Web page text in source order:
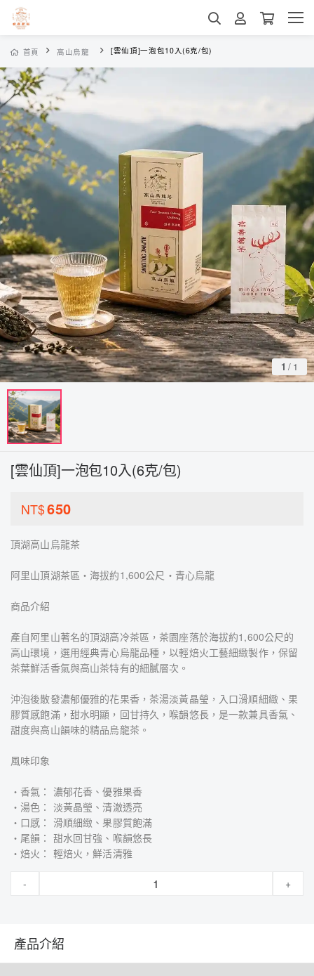
首頁 高山烏龍 [雲仙頂]一泡包10入(6克/包)
1 / 1
[雲仙頂]一泡包10入(6克/包)
NT$650
頂湖高山烏龍茶
阿里山頂湖茶區・海拔約1,600公尺・青心烏龍
商品介紹
產自阿里山著名的頂湖高冷茶區，茶園座落於海拔約1,600公尺的
高山環境，選用經典青心烏龍品種，以輕焙火工藝細緻製作，保留
茶葉鮮活香氣與高山茶特有的細膩層次。
沖泡後散發濃郁優雅的花果香，茶湯淡黃晶瑩，入口滑順細緻、果
膠質感飽滿，甜水明顯，回甘持久，喉韻悠長，是一款兼具香氣、
甜度與高山韻味的精品烏龍茶。
風味印象
・香氣： 濃郁花香、優雅果香
・湯色： 淡黃晶瑩、清澈透亮
・口感： 滑順細緻、果膠質飽滿
・尾韻： 甜水回甘強、喉韻悠長
・焙火： 輕焙火，鮮活清雅
- +
產品介紹